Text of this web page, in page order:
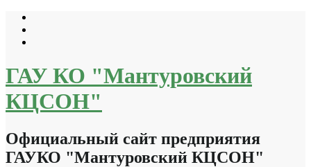
Перейти
содержимому
ГАУ КО "Мантуровский
КЦСОН"
Официальный сайт предприятия
ГАУКО "Мантуровский КЦСОН"